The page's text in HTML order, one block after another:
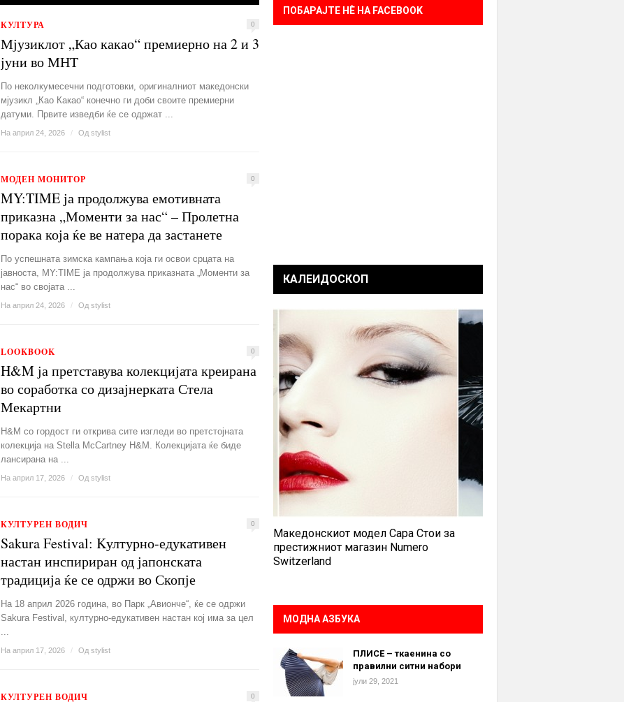
КУЛТУРА 0
Мјузиклот „Као какао“ премиерно на 2 и 3
јуни во МНТ
По неколкумесечни подготовки, оригиналниот македонски
мјузикл „Као Какао“ конечно ги доби своите премиерни
датуми. Првите изведби ќе се одржат ...
На април 24, 2026 / Од stylist
МОДЕН МОНИТОР 0
MY:TIME ја продолжува емотивната
приказна „Моменти за нас“ – Пролетна
порака која ќе ве натера да застанете
По успешната зимска кампања која ги освои срцата на
јавноста, MY:TIME ја продолжува приказната „Моменти за
нас“ во својата ...
На април 24, 2026 / Од stylist
LOOKBOOK 0
H&M ја претставува колекцијата креирана
во соработка со дизајнерката Стела
Мекартни
H&M со гордост ги открива сите изгледи во претстојната
колекција на Stella McCartney H&M. Колекцијата ќе биде
лансирана на ...
На април 17, 2026 / Од stylist
КУЛТУРЕН ВОДИЧ 0
Sakura Festival: Kултурно-едукативен
настан инспириран од јапонската
традиција ќе се одржи во Скопје
На 18 април 2026 година, во Парк „Авионче“, ќе се одржи
Sakura Festival, културно-едукативен настан кој има за цел
...
На април 17, 2026 / Од stylist
КУЛТУРЕН ВОДИЧ 0
ПОБАРАЈТЕ НÈ НА FACEBOOK
КАЛЕИДОСКОП
Македонскиот модел Сара Стои за
престижниот магазин Numero
Switzerland
МОДНА АЗБУКА
ПЛИСЕ – ткаенина со
правилни ситни набори
јули 29, 2021